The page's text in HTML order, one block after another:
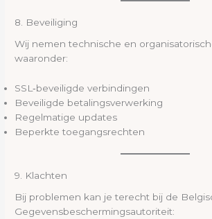
8. Beveiliging
Wij nemen technische en
waaronder:
SSL‑beveiligde verbindingen
Beveiligde betalingsverwerking
Regelmatige updates
Beperkte toegangsrechten
9. Klachten
Bij problemen kan je terecht bij de
Gegevensbeschermingsautoriteit: